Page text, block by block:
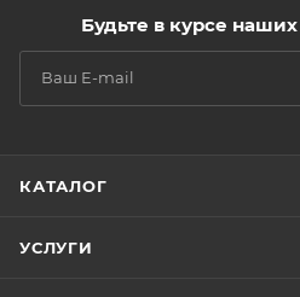
Будьте в курсе
КАТАЛОГ
УСЛУГИ